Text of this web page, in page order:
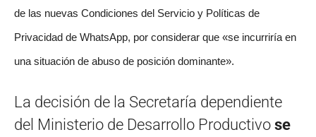
de las nuevas Condiciones del Servicio y Políticas de
Privacidad de WhatsApp, por considerar que «se incurriría en
una situación de abuso de posición dominante».
La decisión de la Secretaría dependiente
del Ministerio de Desarrollo Productivo se